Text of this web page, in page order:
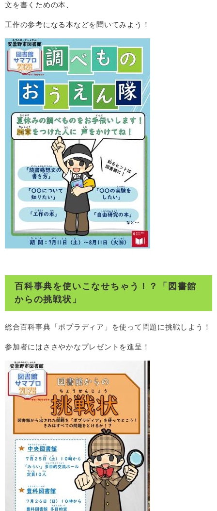
文を書くための本、
工作の参考になる本などを聞いてみよう！
百科事典を使いこなせちゃう！？「図書館
からの挑戦状」
総合百科事典「ポプラディア」を使って問題に挑戦しよう！
参加者にはささやかなプレゼントを進呈！